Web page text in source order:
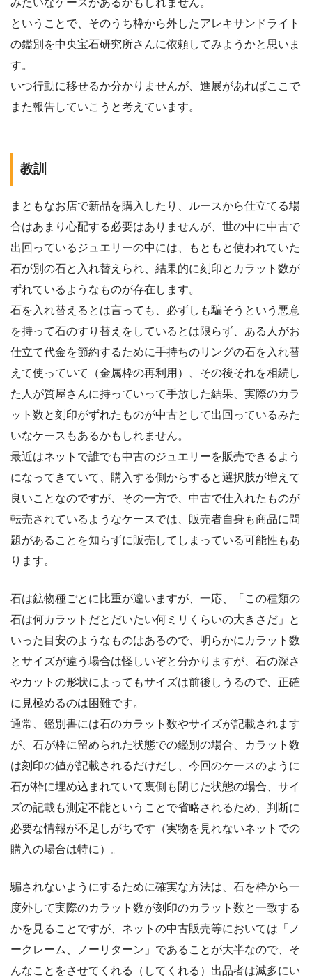
みたいなケースがあるかもしれません。
ということで、そのうち枠から外したアレキサンドライト
の鑑別を中央宝石研究所さんに依頼してみようかと思いま
す。
いつ行動に移せるか分かりませんが、進展があればここで
また報告していこうと考えています。
教訓
まともなお店で新品を購入したり、ルースから仕立てる場
合はあまり心配する必要はありませんが、世の中に中古で
出回っているジュエリーの中には、もともと使われていた
石が別の石と入れ替えられ、結果的に刻印とカラット数が
ずれているようなものが存在します。
石を入れ替えるとは言っても、必ずしも騙そうという悪意
を持って石のすり替えをしているとは限らず、ある人がお
仕立て代金を節約するために手持ちのリングの石を入れ替
えて使っていて（金属枠の再利用）、その後それを相続し
た人が質屋さんに持っていって手放した結果、実際のカラ
ット数と刻印がずれたものが中古として出回っているみた
いなケースもあるかもしれません。
最近はネットで誰でも中古のジュエリーを販売できるよう
になってきていて、購入する側からすると選択肢が増えて
良いことなのですが、その一方で、中古で仕入れたものが
転売されているようなケースでは、販売者自身も商品に問
題があることを知らずに販売してしまっている可能性もあ
ります。
石は鉱物種ごとに比重が違いますが、一応、「この種類の
石は何カラットだとだいたい何ミリくらいの大きさだ」と
いった目安のようなものはあるので、明らかにカラット数
とサイズが違う場合は怪しいぞと分かりますが、石の深さ
やカットの形状によってもサイズは前後しうるので、正確
に見極めるのは困難です。
通常、鑑別書には石のカラット数やサイズが記載されます
が、石が枠に留められた状態での鑑別の場合、カラット数
は刻印の値が記載されるだけだし、今回のケースのように
石が枠に埋め込まれていて裏側も閉じた状態の場合、サイ
ズの記載も測定不能ということで省略されるため、判断に
必要な情報が不足しがちです（実物を見れないネットでの
購入の場合は特に）。
騙されないようにするために確実な方法は、石を枠から一
度外して実際のカラット数が刻印のカラット数と一致する
かを見ることですが、ネットの中古販売等においては「ノ
ークレーム、ノーリターン」であることが大半なので、そ
んなことをさせてくれる（してくれる）出品者は滅多にい